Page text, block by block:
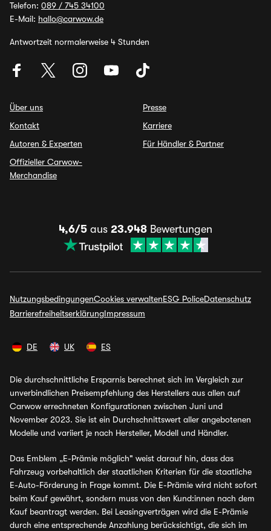
Telefon: 089 / 745 34100
E-Mail: hallo@carwow.de
Antwortzeit normalerweise 4 Stunden
Über uns
Kontakt
Autoren & Experten
Offizieller Carwow-
Merchandise
Presse
Karriere
Für Händler & Partner
4,6/5 aus 23.948 Bewertungen
NutzungsbedingungenCookies verwaltenESG PoliceDatenschutz
BarrierefreiheitserklärungImpressum
DE UK ES
Die durchschnittliche Ersparnis berechnet sich im Vergleich zur
unverbindlichen Preisempfehlung des Herstellers aus allen auf
Carwow errechneten Konfigurationen zwischen Juni und
November 2023. Sie ist ein Durchschnittswert aller angebotenen
Modelle und variiert je nach Hersteller, Modell und Händler.
Das Emblem „E-Prämie möglich" weist darauf hin, dass das
Fahrzeug vorbehaltlich der staatlichen Kriterien für die staatliche
E-Auto-Förderung in Frage kommt. Die E-Prämie wird nicht sofort
beim Kauf gewährt, sondern muss von den Kund:innen nach dem
Kauf beantragt werden. Bei Leasingverträgen wird die E-Prämie
durch eine entsprechende Anzahlung berücksichtigt, die sich im